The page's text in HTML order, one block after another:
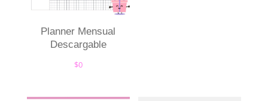
Planner Mensual
Descargable
$0